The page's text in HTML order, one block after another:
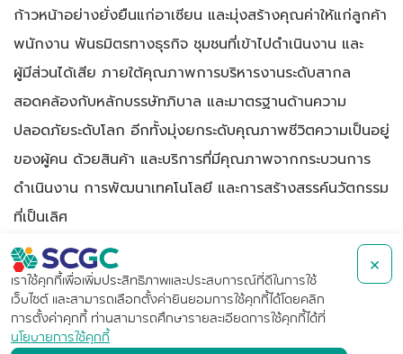
ก้าวหน้าอย่างยั่งยืนแก่อาเซียน และมุ่งสร้างคุณค่าให้แก่ลูกค้า
พนักงาน พันธมิตรทางธุรกิจ ชุมชนที่เข้าไปดำเนินงาน และ
ผู้มีส่วนได้เสีย ภายใต้คุณภาพการบริหารงานระดับสากล
สอดคล้องกับหลักบรรษัทภิบาล และมาตรฐานด้านความ
ปลอดภัยระดับโลก อีกทั้งมุ่งยกระดับคุณภาพชีวิตความเป็นอยู่
ของผู้คน ด้วยสินค้า และบริการที่มีคุณภาพจากกระบวนการ
ดำเนินงาน การพัฒนาเทคโนโลยี และการสร้างสรรค์นวัตกรรม
ที่เป็นเลิศ
เราใช้คุกกี้เพื่อเพิ่มประสิทธิภาพและประสบการณ์ที่ดีในการใช้
เว็บไซต์ และสามารถเลือกตั้งค่ายินยอมการใช้คุกกี้ได้โดยคลิก
การตั้งค่าคุกกี้ ท่านสามารถศึกษารายละเอียดการใช้คุกกี้ได้ที่
นโยบายการใช้คุกกี้
×